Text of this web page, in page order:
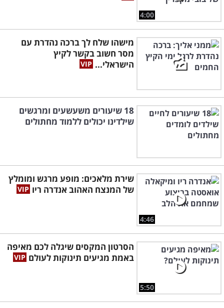
4:00
מישהו שלח לך ברכה נהדרת עם
מסר חשוב בקשר לקיץ
הישראלי...
18 שיעורים משעשעים ומרגשים
שילדינו יכולים ללמוד מחתולים
4:46
שירת מלאכים: מופע מרגש ומומלץ
של המנצח האהוב אנדרה ריו
5:50
הסרטון המקסים שיגלה לכם מאיפה
באמת מגיעים תינוקות לעולם